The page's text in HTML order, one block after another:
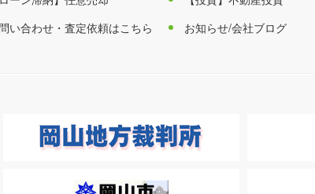
い合わせ・査定依頼はこちら
お知らせ/会社ブログ